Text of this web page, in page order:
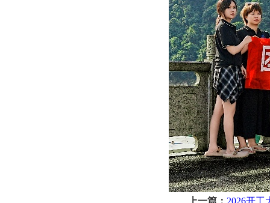
上一篇： 2026开工